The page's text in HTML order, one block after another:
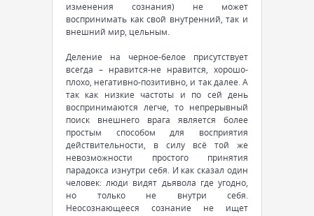
изменения сознания) не может
воспринимать как свой внутренний, так и
внешний мир, цельным.
Деление на черное-белое присутствует
всегда – нравится-не нравится, хорошо-
плохо, негативно-позитивно, и так далее. А
так как низкие частоты и по сей день
воспринимаются легче, то непрерывный
поиск внешнего врага является более
простым способом для восприятия
действительности, в силу всё той же
невозможности простого принятия
парадокса изнутри себя. И как сказал один
человек: люди видят дьявола где угодно,
но только не внутри себя.
Неосознающееся сознание не ищет